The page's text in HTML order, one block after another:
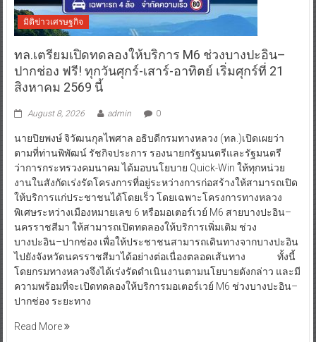
มิติข่าวเศรษฐกิจ
ทล.เตรียมเปิดทดลองให้บริการ M6 ช่วงบางปะอิน–
ปากช่อง ฟรี! ทุกวันศุกร์-เสาร์-อาทิตย์ เริ่มศุกร์ที่ 21
สิงหาคม 2569 นี้
August 8, 2026 admin 0
นายปิยพงษ์ จิวัฒนกุลไพศาล อธิบดีกรมทางหลวง (ทล.)เปิดเผยว่า
ตามที่ท่านพิพัฒน์ รัชกิจประการ รองนายกรัฐมนตรีและรัฐมนตรี
ว่าการกระทรวงคมนาคม ได้มอบนโยบาย Quick-Win ให้ทุกหน่วย
งานในสังกัดเร่งรัดโครงการที่อยู่ระหว่างการก่อสร้างให้สามารถเปิด
ให้บริการแก่ประชาชนได้โดยเร็ว โดยเฉพาะโครงการทางหลวง
พิเศษระหว่างเมืองหมายเลข 6 หรือมอเตอร์เวย์ M6 สายบางปะอิน–
นครราชสีมา ให้สามารถเปิดทดลองให้บริการเพิ่มเติม ช่วง
บางปะอิน–ปากช่อง เพื่อให้ประชาชนสามารถเดินทางจากบางปะอิน
ไปยังจังหวัดนครราชสีมาได้อย่างต่อเนื่องตลอดเส้นทาง ทั้งนี้
โดยกรมทางหลวงจึงได้เร่งรัดดำเนินงานตามนโยบายดังกล่าว และมี
ความพร้อมที่จะเปิดทดลองให้บริการมอเตอร์เวย์ M6 ช่วงบางปะอิน–
ปากช่อง ระยะทาง
Read More